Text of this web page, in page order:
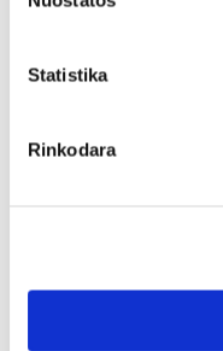
Statistika
Rinkodara